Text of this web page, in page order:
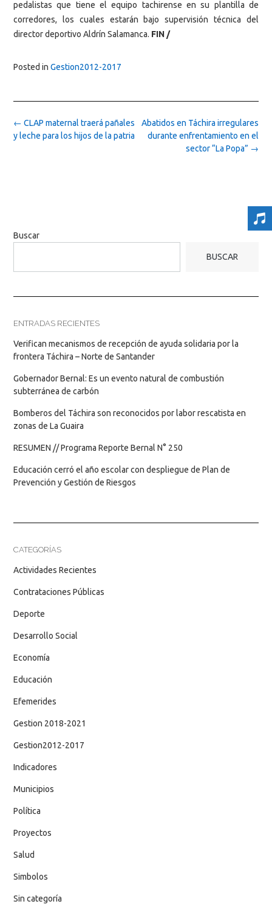
pedalistas que tiene el equipo tachirense en su plantilla de
corredores, los cuales estarán bajo supervisión técnica del
director deportivo Aldrín Salamanca. FIN /
Posted in Gestion2012-2017
Post
navigation
Abatidos en Táchira irregulares
durante enfrentamiento en el
sector “La Popa” →
← CLAP maternal traerá pañales
y leche para los hijos de la patria
Buscar
BUSCAR
ENTRADAS RECIENTES
Verifican mecanismos de recepción de ayuda solidaria por la
frontera Táchira – Norte de Santander
Gobernador Bernal: Es un evento natural de combustión
subterránea de carbón
Bomberos del Táchira son reconocidos por labor rescatista en
zonas de La Guaira
RESUMEN // Programa Reporte Bernal N° 250
Educación cerró el año escolar con despliegue de Plan de
Prevención y Gestión de Riesgos
CATEGORÍAS
Actividades Recientes
Contrataciones Públicas
Deporte
Desarrollo Social
Economía
Educación
Efemerides
Gestion 2018-2021
Gestion2012-2017
Indicadores
Municipios
Política
Proyectos
Salud
Simbolos
Sin categoría